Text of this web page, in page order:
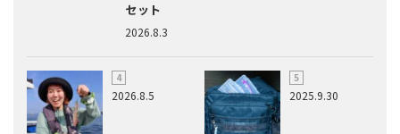
2026.8.3
セット
2026.8.5 2025.9.30